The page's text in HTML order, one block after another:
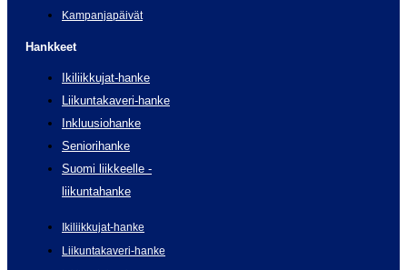
Kampanjapäivät
Hankkeet
Ikiliikkujat-hanke
Liikuntakaveri-hanke
Inkluusiohanke
Seniorihanke
Suomi liikkeelle -
liikuntahanke
Ikiliikkujat-hanke
Liikuntakaveri-hanke